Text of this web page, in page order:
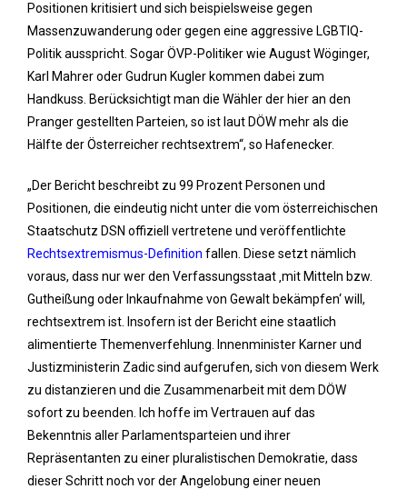
Positionen kritisiert und sich beispielsweise gegen
Massenzuwanderung oder gegen eine aggressive LGBTIQ-
Politik ausspricht. Sogar ÖVP-Politiker wie August Wöginger,
Karl Mahrer oder Gudrun Kugler kommen dabei zum
Handkuss. Berücksichtigt man die Wähler der hier an den
Pranger gestellten Parteien, so ist laut DÖW mehr als die
Hälfte der Österreicher rechtsextrem“, so Hafenecker.
„Der Bericht beschreibt zu 99 Prozent Personen und
Positionen, die eindeutig nicht unter die vom österreichischen
Staatschutz DSN offiziell vertretene und veröffentlichte
Rechtsextremismus-Definition fallen. Diese setzt nämlich
voraus, dass nur wer den Verfassungsstaat ‚mit Mitteln bzw.
Gutheißung oder Inkaufnahme von Gewalt bekämpfen‘ will,
rechtsextrem ist. Insofern ist der Bericht eine staatlich
alimentierte Themenverfehlung. Innenminister Karner und
Justizministerin Zadic sind aufgerufen, sich von diesem Werk
zu distanzieren und die Zusammenarbeit mit dem DÖW
sofort zu beenden. Ich hoffe im Vertrauen auf das
Bekenntnis aller Parlamentsparteien und ihrer
Repräsentanten zu einer pluralistischen Demokratie, dass
dieser Schritt noch vor der Angelobung einer neuen